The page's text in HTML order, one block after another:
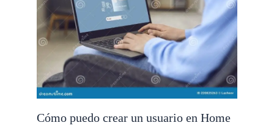
Cómo puedo crear un usuario en Home